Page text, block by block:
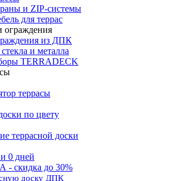
и ZIP-системы
для террас
ограждения
из ДПК
и металла
TERRADECK
террасы
по цвету
террасной доски
0 дней
скидка до 30%
доску ДПК